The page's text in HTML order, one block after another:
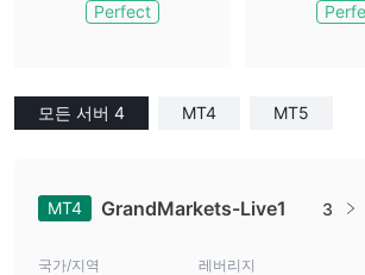
Perfect
모든 서버 4 MT4 MT5
MT4 GrandMarkets-Live1 3
국가/지역 레버리지